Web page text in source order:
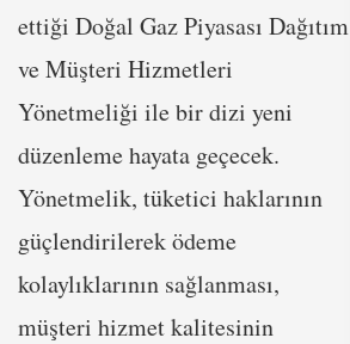
ettiği Doğal Gaz Piyasası Dağıtım
ve Müşteri Hizmetleri
Yönetmeliği ile bir dizi yeni
düzenleme hayata geçecek.
Yönetmelik, tüketici haklarının
güçlendirilerek ödeme
kolaylıklarının sağlanması,
müşteri hizmet kalitesinin